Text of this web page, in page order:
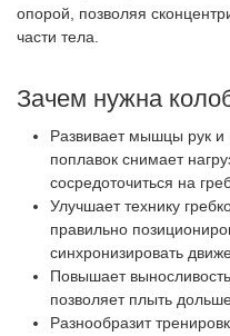
опорой, позволяя
части тела.
Зачем нужна
Развивает мышцы рук
поплавок снимает
сосредоточиться на
Улучшает технику
правильно
синхронизировать
Повышает
позволяет плыть
Разнообразит